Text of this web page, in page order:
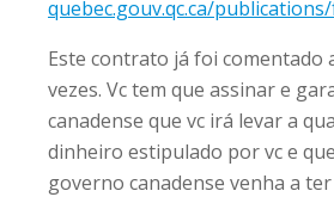
quebec.gouv.qc.ca/
Este contrato já foi comentado
vezes. Vc tem que assinar e
canadense que vc irá levar a
dinheiro estipulado por vc e
governo canadense venha a